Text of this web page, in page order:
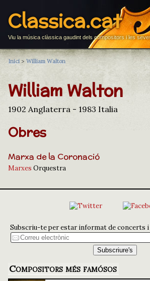
Classica.cat
Viu la música clàssica gaudint dels compositors i les
Inici > William Walton
William Walton
1902 Anglaterra - 1983 Italia
Obres
Marxa de la Coronació
Marxes Orquestra
Subscriu-te per estar informat de concerts
Compositors més famósos